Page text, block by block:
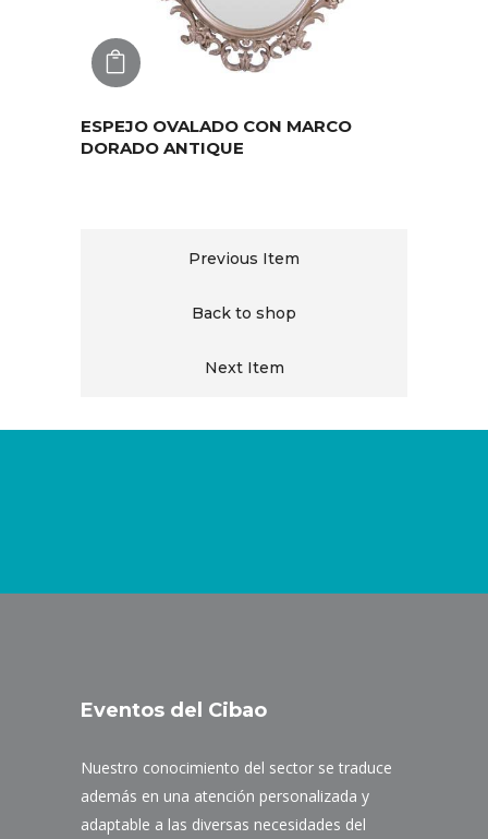
AGREGAR
ESPEJO OVALADO CON MARCO
DORADO ANTIQUE
Previous Item
Back to shop
Next Item
Eventos del Cibao
Nuestro conocimiento del sector se traduce
además en una atención personalizada y
adaptable a las diversas necesidades del